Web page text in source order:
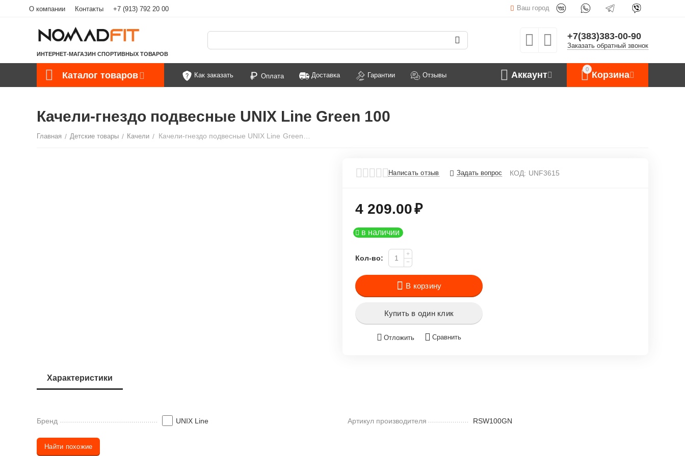
О компании Контакты +7 (913) 792 20 00 Ваш город
ИНТЕРНЕТ-МАГАЗИН СПОРТИВНЫХ ТОВАРОВ
+7(383)383-00-90
Заказать обратный звонок
Каталог товаров Как заказать Оплата Доставка Гарантии Отзывы
0
Корзина
Аккаунт
Качели-гнездо подвесные UNIX Line Green 100
Главная / Детские товары / Качели /
Написать отзыв Задать вопрос КОД: UNF3615
4 209.00₽
в наличии
Кол-во:
+
−
В корзину
Купить в один клик
Отложить Сравнить
Характеристики
Бренд UNIX Line Артикул производителя RSW100GN
Найти похожие